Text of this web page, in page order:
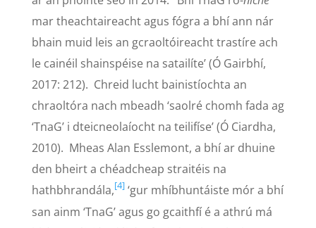
mar theachtaireacht agus fógra a bhí ann nár
bhain muid leis an gcraoltóireacht trastíre ach
le cainéil shainspéise na satailíte’ (Ó Gairbhí,
2017: 212). Chreid lucht bainistíochta an
chraoltóra nach mbeadh ‘saolré chomh fada ag
‘TnaG’ i dteicneolaíocht na teilifíse’ (Ó Ciardha,
2010). Mheas Alan Esslemont, a bhí ar dhuine
den bheirt a chéadcheap straitéis na
hathbhrandála,[4]‘gur mhíbhuntáiste mór a bhí
san ainm ‘TnaG’ agus go gcaithfí é a athrú má